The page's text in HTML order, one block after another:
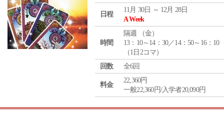
日程
11月 30日 ～ 12月 28日
A Week
時間
隔週 （金）
13：10～14：30／14：50～16：10
（1日2コマ）
回数
全6回
料金
22,360円
一般22,360円/入学者20,090円